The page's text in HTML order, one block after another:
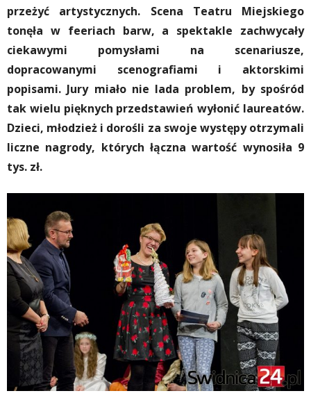
przeżyć artystycznych. Scena Teatru Miejskiego
tonęła w feeriach barw, a spektakle zachwycały
ciekawymi pomysłami na scenariusze,
dopracowanymi scenografiami i aktorskimi
popisami. Jury miało nie lada problem, by spośród
tak wielu pięknych przedstawień wyłonić laureatów.
Dzieci, młodzież i dorośli za swoje występy otrzymali
liczne nagrody, których łączna wartość wynosiła 9
tys. zł.